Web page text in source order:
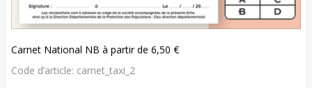
Carnet National NB à partir de 6,50 €
Code d’article: carnet_taxi_2